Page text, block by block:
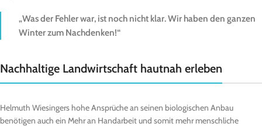
„Was der Fehler war, ist noch nicht klar. Wir haben den ganzen
Winter zum Nachdenken!“
Nachhaltige Landwirtschaft hautnah erleben
Helmuth Wiesingers hohe Ansprüche an seinen biologischen Anbau
benötigen auch ein Mehr an Handarbeit und somit mehr menschliche